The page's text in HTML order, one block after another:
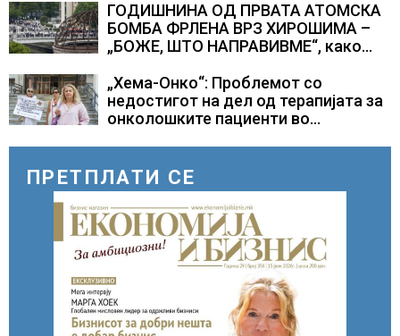
ГОДИШНИНА ОД ПРВАТА АТОМСКА
БОМБА ФРЛЕНА ВРЗ ХИРОШИМА –
„БОЖЕ, ШТО НАПРАВИВМЕ“, како
Геј“ и учесниците во
бомбардирањето го доживуваа овој
настан што го промени текот на
„Хема-Онко“: Проблемот со
недостигот на дел од терапијата за
онколошките пациенти во
ПРЕТПЛАТИ СЕ